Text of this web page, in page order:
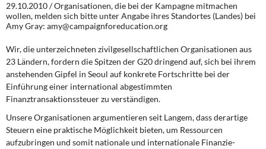
Steuer- und Finanzpolitik
Öffentliche Infrastruktur und Daseinsvorsorge
Eurokrise und Griechenland
DIE LINKE
Weitere Themen
29.10.2010 / Organisationen, die bei der Kampagne mitmachen
wollen, melden sich bitte unter Angabe ihres Standortes (Landes) bei
Amy Gray: amy@campaignforeducation.org
Wir, die unterzeichneten zivilgesellschaftlichen Organisationen aus
23 Ländern, fordern die Spitzen der G20 dringend auf, sich bei ihrem
anstehenden Gipfel in Seoul auf konkrete Fortschritte bei der
Einführung einer international abgestimmten
Finanztransaktionssteuer zu verständigen.
Unsere Organisationen argumentieren seit Langem, dass derartige
Steuern eine praktische Mög­lichkeit bieten, um Ressourcen
aufzubringen und somit nationale und internationale Finanzie­